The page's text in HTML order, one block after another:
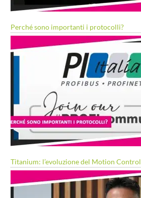
Perché sono importanti i protocolli?
Titanium: l’evoluzione del Motion Control